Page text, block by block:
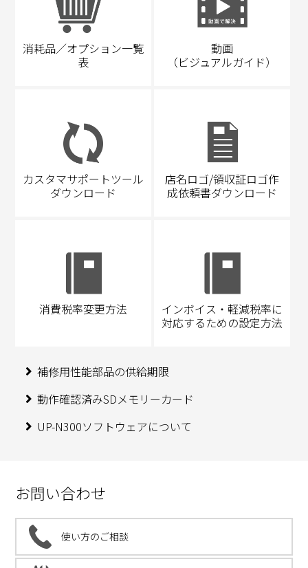
消耗品／オプション一覧
表
動画
（ビジュアルガイド）
カスタマサポートツール
ダウンロード
店名ロゴ/領収証ロゴ作
成依頼書ダウンロード
消費税率変更方法
インボイス・軽減税率に
対応するための設定方法
補修用性能部品の供給期限
動作確認済みSDメモリーカード
UP-N300ソフトウェアについて
お問い合わせ
使い方のご相談